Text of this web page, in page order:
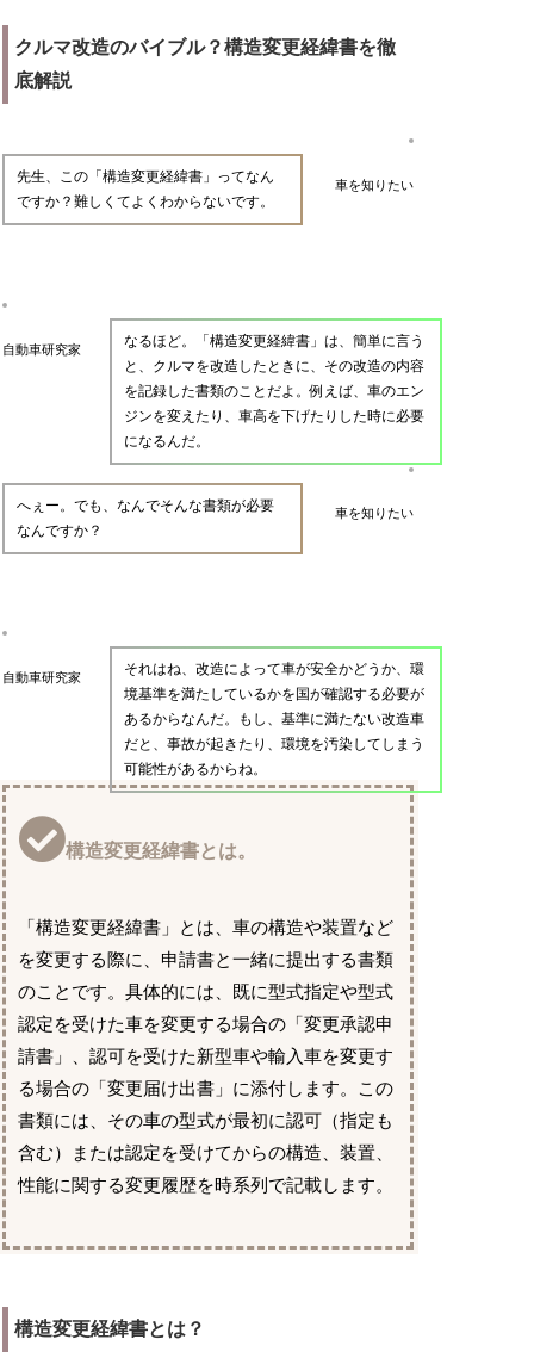
クルマ改造のバイブル？構造変更経緯書を徹
底解説
車を知りたい
先生、この「構造変更経緯書」ってなん
ですか？難しくてよくわからないです。
自動車研究家
なるほど。「構造変更経緯書」は、簡単に言う
と、クルマを改造したときに、その改造の内容
を記録した書類のことだよ。例えば、車のエン
ジンを変えたり、車高を下げたりした時に必要
になるんだ。
車を知りたい
へぇー。でも、なんでそんな書類が必要
なんですか？
自動車研究家
それはね、改造によって車が安全かどうか、環
境基準を満たしているかを国が確認する必要が
あるからなんだ。もし、基準に満たない改造車
だと、事故が起きたり、環境を汚染してしまう
可能性があるからね。
構造変更経緯書とは。
「構造変更経緯書」とは、車の構造や装置など
を変更する際に、申請書と一緒に提出する書類
のことです。具体的には、既に型式指定や型式
認定を受けた車を変更する場合の「変更承認申
請書」、認可を受けた新型車や輸入車を変更す
る場合の「変更届け出書」に添付します。この
書類には、その車の型式が最初に認可（指定も
含む）または認定を受けてからの構造、装置、
性能に関する変更履歴を時系列で記載します。
構造変更経緯書とは？